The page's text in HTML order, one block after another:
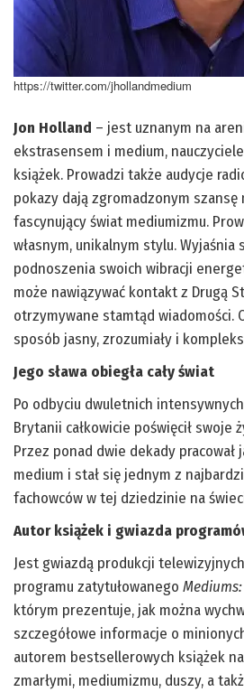
https://twitter.com/jhollandmedium
Jon Holland – jest uznanym na
ekstrasensem i medium,
książek. Prowadzi także audycje
pokazy dają zgromadzonym szansę
fascynujący świat mediumizmu.
własnym, unikalnym stylu. Wyjaśnia
podnoszenia swoich wibracji
może nawiązywać kontakt z Drugą
otrzymywane stamtąd wiadomości.
sposób jasny, zrozumiały i
Jego sława obiegła cały świat
Po odbyciu dwuletnich
Brytanii całkowicie poświęcił swoje
Przez ponad dwie dekady pracował
medium i stał się jednym z
fachowców w tej dziedzinie na
Autor książek i gwiazda
Jest gwiazdą produkcji
programu zatytułowanego
którym prezentuje, jak można
szczegółowe informacje o
autorem bestsellerowych książek
zmarłymi, mediumizmu, duszy, a